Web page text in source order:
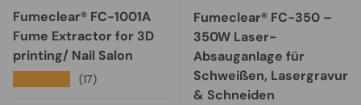
Fumeclear® FC-1001A
Fume Extractor for 3D
printing/ Nail Salon
(17)
Fumeclear® FC-350 –
350W Laser-
Absauganlage für
Schweißen, Lasergravur
& Schneiden